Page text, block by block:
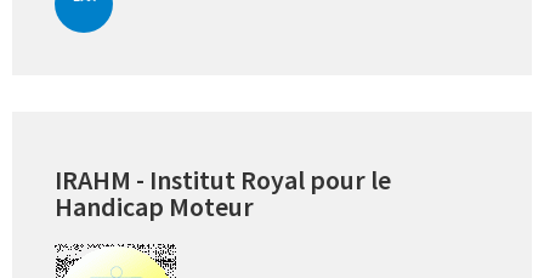
IRAHM - Institut Royal pour le
Handicap Moteur